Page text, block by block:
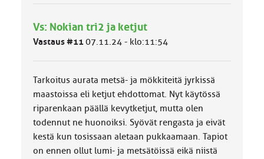
m
ä
k
k
a
Vs: Nokian tri2 ja ketjut
Vastaus #1107.11.24 - klo:11:54
Tarkoitus aurata metsä- ja mökkiteitä jyrkissä
maastoissa eli ketjut ehdottomat. Nyt käytössä
riparenkaan päällä kevytketjut, mutta olen
todennut ne huonoiksi. Syövät rengasta ja eivät
kestä kun tosissaan aletaan pukkaamaan. Tapiot
on ennen ollut lumi- ja metsätöissä eikä niistä